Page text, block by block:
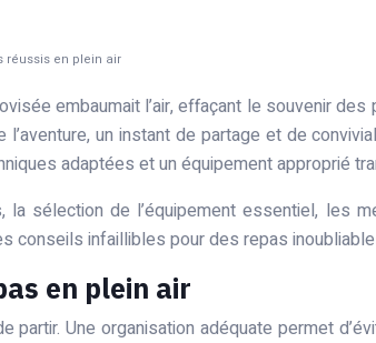
réussis en plein air
embaumait l’air, effaçant le souvenir
un instant de partage et de
adaptées et un équipement approprié
la sélection de l’équipement essentiel,
conseils infaillibles pour des repas
en plein air
partir. Une organisation adéquate permet